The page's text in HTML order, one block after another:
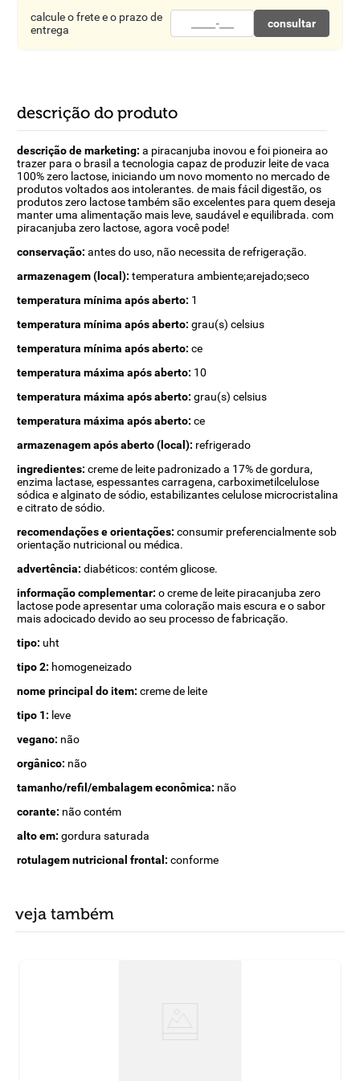
calcule o frete e o prazo de
entrega
consultar
descrição do produto
descrição de marketing: a piracanjuba inovou e foi pioneira ao
trazer para o brasil a tecnologia capaz de produzir leite de vaca
100% zero lactose, iniciando um novo momento no mercado de
produtos voltados aos intolerantes. de mais fácil digestão, os
produtos zero lactose também são excelentes para quem deseja
manter uma alimentação mais leve, saudável e equilibrada. com
piracanjuba zero lactose, agora você pode!
conservação: antes do uso, não necessita de refrigeração.
armazenagem (local): temperatura ambiente;arejado;seco
temperatura mínima após aberto: 1
temperatura mínima após aberto: grau(s) celsius
temperatura mínima após aberto: ce
temperatura máxima após aberto: 10
temperatura máxima após aberto: grau(s) celsius
temperatura máxima após aberto: ce
armazenagem após aberto (local): refrigerado
ingredientes: creme de leite padronizado a 17% de gordura,
enzima lactase, espessantes carragena, carboximetilcelulose
sódica e alginato de sódio, estabilizantes celulose microcristalina
e citrato de sódio.
recomendações e orientações: consumir preferencialmente sob
orientação nutricional ou médica.
advertência: diabéticos: contém glicose.
informação complementar: o creme de leite piracanjuba zero
lactose pode apresentar uma coloração mais escura e o sabor
mais adocicado devido ao seu processo de fabricação.
tipo: uht
tipo 2: homogeneizado
nome principal do item: creme de leite
tipo 1: leve
vegano: não
orgânico: não
tamanho/refil/embalagem econômica: não
corante: não contém
alto em: gordura saturada
rotulagem nutricional frontal: conforme
veja também